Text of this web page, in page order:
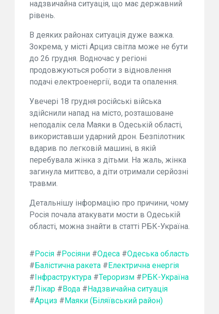
надзвичайна ситуація, що має державний
рівень.
В деяких районах ситуація дуже важка.
Зокрема, у місті Арциз світла може не бути
до 26 грудня. Водночас у регіоні
продовжуються роботи з відновлення
подачі електроенергії, води та опалення.
Увечері 18 грудня російські війська
здійснили напад на місто, розташоване
неподалік села Маяки в Одеській області,
використавши ударний дрон. Безпілотник
вдарив по легковій машині, в якій
перебувала жінка з дітьми. На жаль, жінка
загинула миттєво, а діти отримали серйозні
травми.
Детальнішу інформацію про причини, чому
Росія почала атакувати мости в Одеській
області, можна знайти в статті РБК-Україна.
#Росія #Росіяни #Одеса #Одеська область
#Балістична ракета #Електрична енергія
#Інфраструктура #Тероризм #РБК-Україна
#Лікар #Вода #Надзвичайна ситуація
#Арциз #Маяки (Біляївський район)